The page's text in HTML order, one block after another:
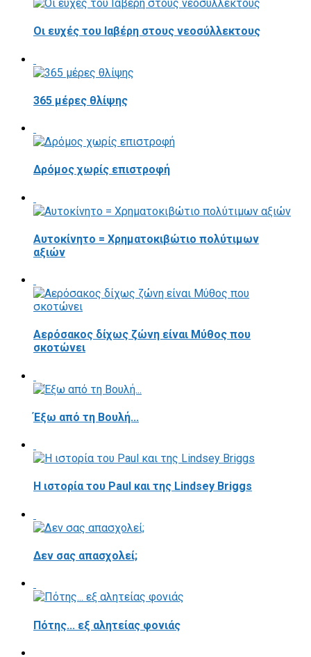
Οι ευχές του Ιαβέρη στους νεοσύλλεκτους
365 μέρες θλίψης
Δρόμος χωρίς επιστροφή
Αυτοκίνητο = Χρηματοκιβώτιο πολύτιμων
αξιών
Αερόσακος δίχως ζώνη είναι Μύθος που
σκοτώνει
Έξω από τη Βουλή...
Η ιστορία του Paul και της Lindsey Briggs
Δεν σας απασχολεί;
Πότης... εξ αλητείας φονιάς